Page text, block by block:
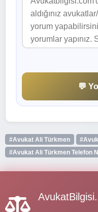
💬
#Avukat Ali Türkmen
#Avukat Ali Türkmen Telefon